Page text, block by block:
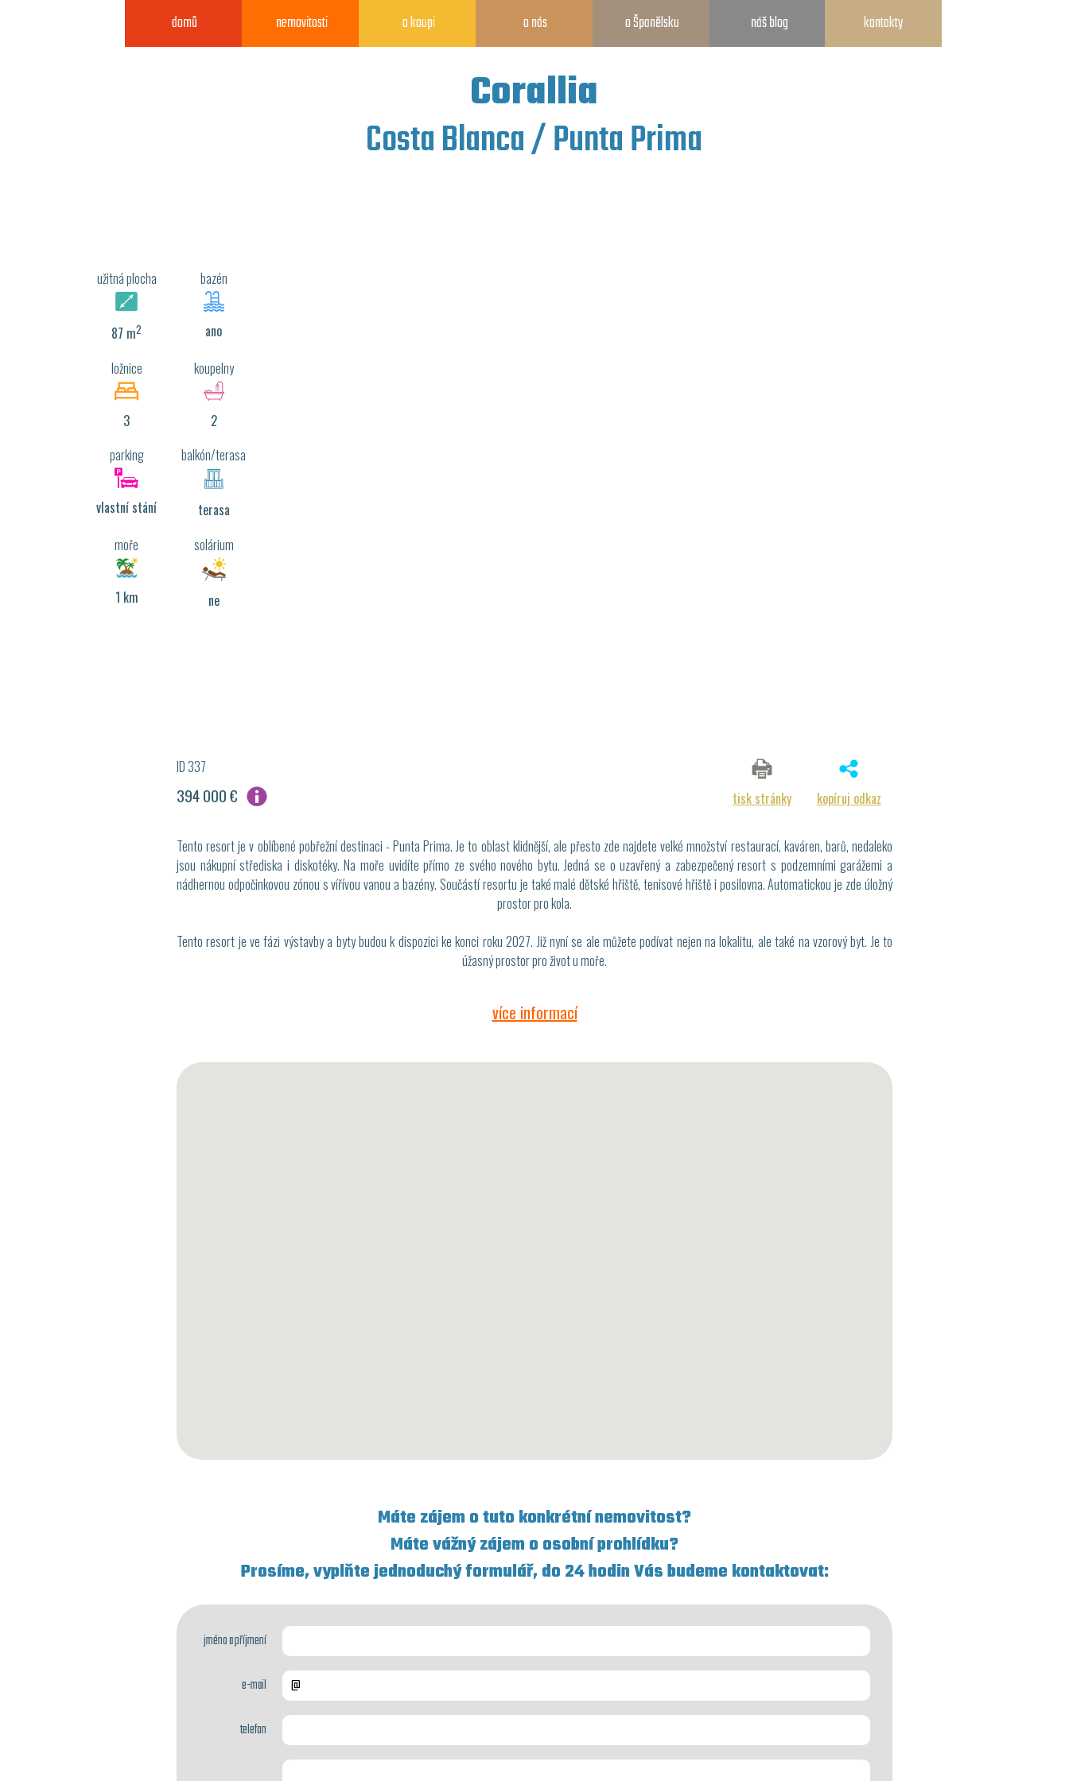
Corallia
Costa Blanca / Punta Prima
domů nemovitosti o koupi o nás o Španělsku náš blog kontakty
užitná plocha
87 m2
bazén
ano
ložnice
3
koupelny
2
parking
vlastní stání
balkón/terasa
terasa
moře
1 km
solárium
ne
ID 337
394 000 € kopíruj odkaz
tisk stránky
Tento resort je v oblíbené pobřežní destinaci - Punta Prima. Je to oblast klidnější, ale přesto zde najdete velké množství restaurací, kaváren, barů, nedaleko
jsou nákupní střediska i diskotéky. Na moře uvidíte přímo ze svého nového bytu. Jedná se o uzavřený a zabezpečený resort s podzemními garážemi a
nádhernou odpočinkovou zónou s vířívou vanou a bazény. Součástí resortu je také malé dětské hřiště, tenisové hřiště i posilovna. Automatickou je zde úložný
prostor pro kola.
Tento resort je ve fázi výstavby a byty budou k dispozici ke konci roku 2027. Již nyní se ale můžete podívat nejen na lokalitu, ale také na vzorový byt. Je to
úžasný prostor pro život u moře.
více informací
Máte zájem o tuto konkrétní nemovitost?
Máte vážný zájem o osobní prohlídku?
Prosíme, vyplňte jednoduchý formulář, do 24 hodin Vás budeme kontaktovat:
jméno a příjmení
e-mail
telefon